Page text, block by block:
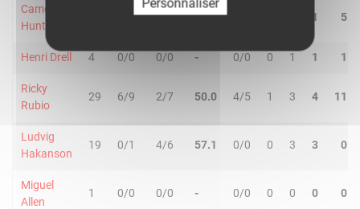
Cameron
Hunt
4/7 2/4 54.6 1 5
Henri Drell 4 0/0 0/0 - 0/0 0 1 1 1
Ricky
Rubio
29 6/9 2/7 50.0 4/5 1 3 4 11
Ludvig
Hakanson
19 0/1 4/6 57.1 0/0 0 3 3 0
Miguel
Allen
1 0/0 0/0 - 0/0 0 0 0 0
Personnaliser